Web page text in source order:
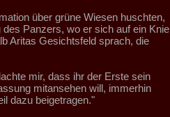
über grüne Wiesen huschten,
Panzers, wo er sich auf ein Knie
Aritas Gesichtsfeld sprach, die
mir, dass ihr der Erste sein
mitansehen will, immerhin
dazu beigetragen."